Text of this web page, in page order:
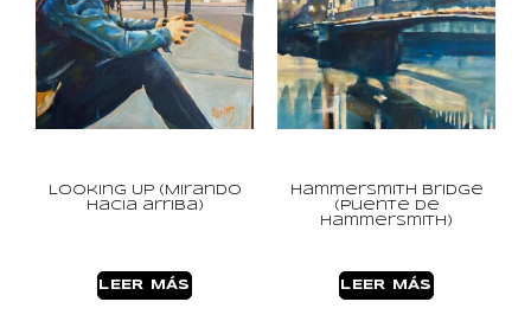
Looking Up (Mirando
hacia arriba)
LEER MÁS
Hammersmith Bridge
(Puente de
Hammersmith)
LEER MÁS